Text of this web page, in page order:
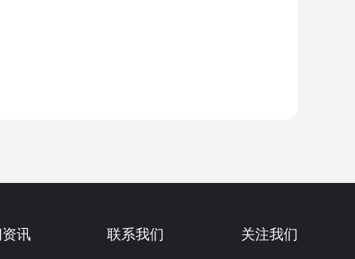
讯 联系我们 关注我们